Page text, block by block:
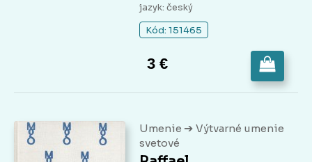
jazyk: český
Kód: 151465
3 €
Umenie ➔ Výtvarné umenie
svetové